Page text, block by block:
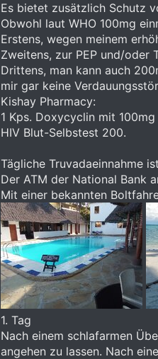
Es bietet zusätzlich Schutz
Obwohl laut WHO 100mg
Erstens, wegen meinem
Zweitens, zur PEP und/oder
Drittens, man kann auch
mir gar keine
Kishay Pharmacy:
1 Kps. Doxycyclin mit
HIV Blut-Selbstest 200.
Tägliche Truvadaeinnahme
Der ATM der National Bank
Mit einer bekannten
1. Tag
Nach einem schlafarmen
angehen zu lassen. Nach